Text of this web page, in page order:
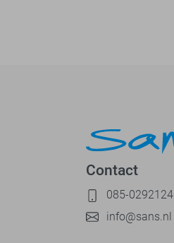
Contact
085-0292124
info@sans.nl